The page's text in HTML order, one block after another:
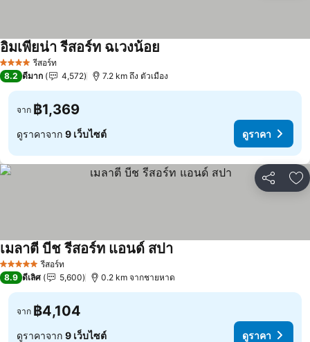
4 ดาว รีสอร์ท
อิมเพียน่า รีสอร์ท ฉเวงน้อย
8.2 ดีมาก 4,572 7.2 km ถึง ตัวเมือง
จาก ฿1,369
ดูราคาจาก 9 เว็บไซต์ ดูราคา
แชร์ เ
5 ดาว รีสอร์ท
เมลาตี บีช รีสอร์ท แอนด์ สปา
8.9 ดีเลิศ 5,600 0.2 km จากชายหาด
จาก ฿4,104
ดูราคาจาก 9 เว็บไซต์ ดูราคา